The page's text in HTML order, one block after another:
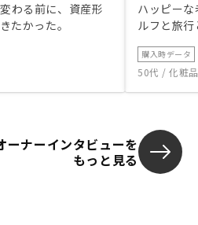
わる前に、資産形
たかった。
ハッピー
ルフと旅
購入時データ
50代 / 化粧
ーナーインタビューを
もっと見る